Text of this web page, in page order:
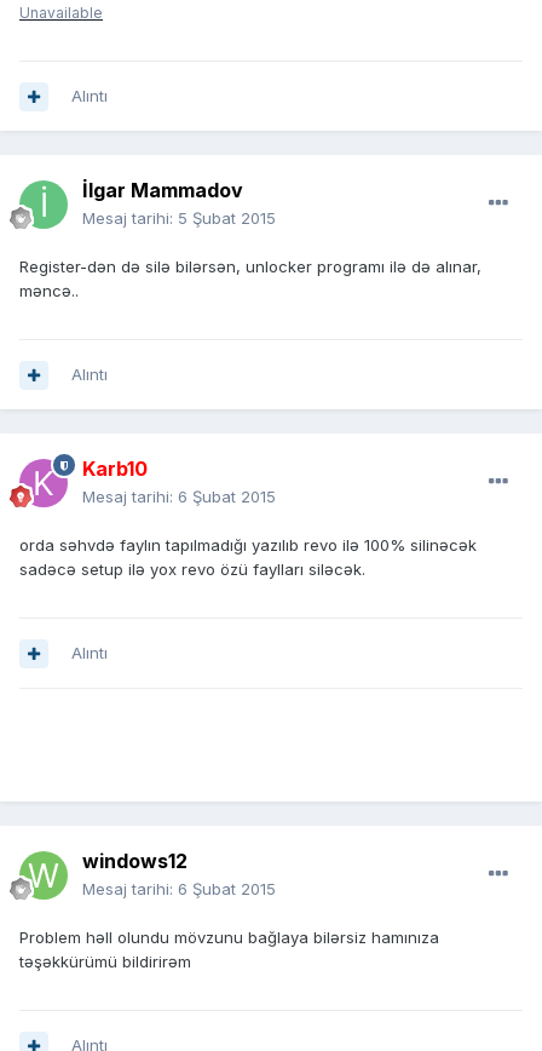
Unavailable
Alıntı
İlgar Mammadov
Mesaj tarihi: 5 Şubat 2015
Register-dən də silə bilərsən, unlocker programı ilə də alınar,
məncə..
Alıntı
Karb10
Mesaj tarihi: 6 Şubat 2015
orda səhvdə faylın tapılmadığı yazılıb revo ilə 100% silinəcək
sadəcə setup ilə yox revo özü faylları siləcək.
Alıntı
windows12
Mesaj tarihi: 6 Şubat 2015
Problem həll olundu mövzunu bağlaya bilərsiz hamınıza
təşəkkürümü bildirirəm
Alıntı